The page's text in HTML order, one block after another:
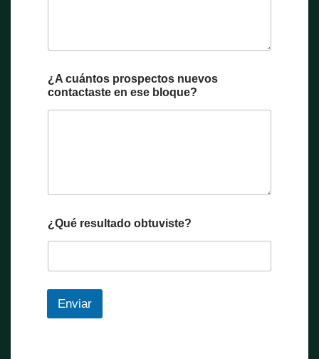
¿A cuántos prospectos nuevos
contactaste en ese bloque?
¿Qué resultado obtuviste?
Enviar